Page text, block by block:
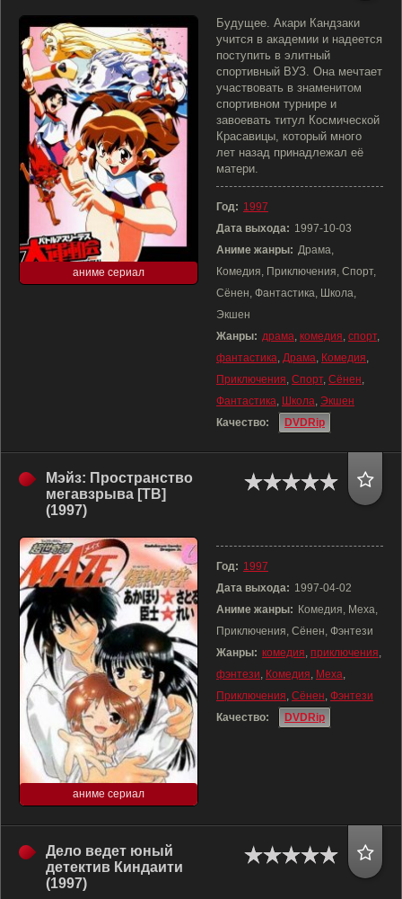
аниме сериал
Будущее. Акари Кандзаки
учится в академии и надеется
поступить в элитный
спортивный ВУЗ. Она мечтает
участвовать в знаменитом
спортивном турнире и
завоевать титул Космической
Красавицы, который много
лет назад принадлежал её
матери.
Год: 1997
Дата выхода: 1997-10-03
Аниме жанры: Драма,
Комедия, Приключения, Спорт,
Сёнен, Фантастика, Школа,
Экшен
Жанры: драма, комедия, спорт,
фантастика, Драма, Комедия,
Приключения, Спорт, Сёнен,
Фантастика, Школа, Экшен
Качество:
DVDRip
Мэйз: Пространство
мегавзрыва [ТВ]
(1997)
аниме сериал
Год: 1997
Дата выхода: 1997-04-02
Аниме жанры: Комедия, Меха,
Приключения, Сёнен, Фэнтези
Жанры: комедия, приключения,
фэнтези, Комедия, Меха,
Приключения, Сёнен, Фэнтези
Качество:
DVDRip
Дело ведет юный
детектив Киндаити
(1997)